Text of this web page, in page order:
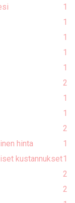
1
1
1
1
1
2
1
1
2
hinta
1
kustannukset1
2
2